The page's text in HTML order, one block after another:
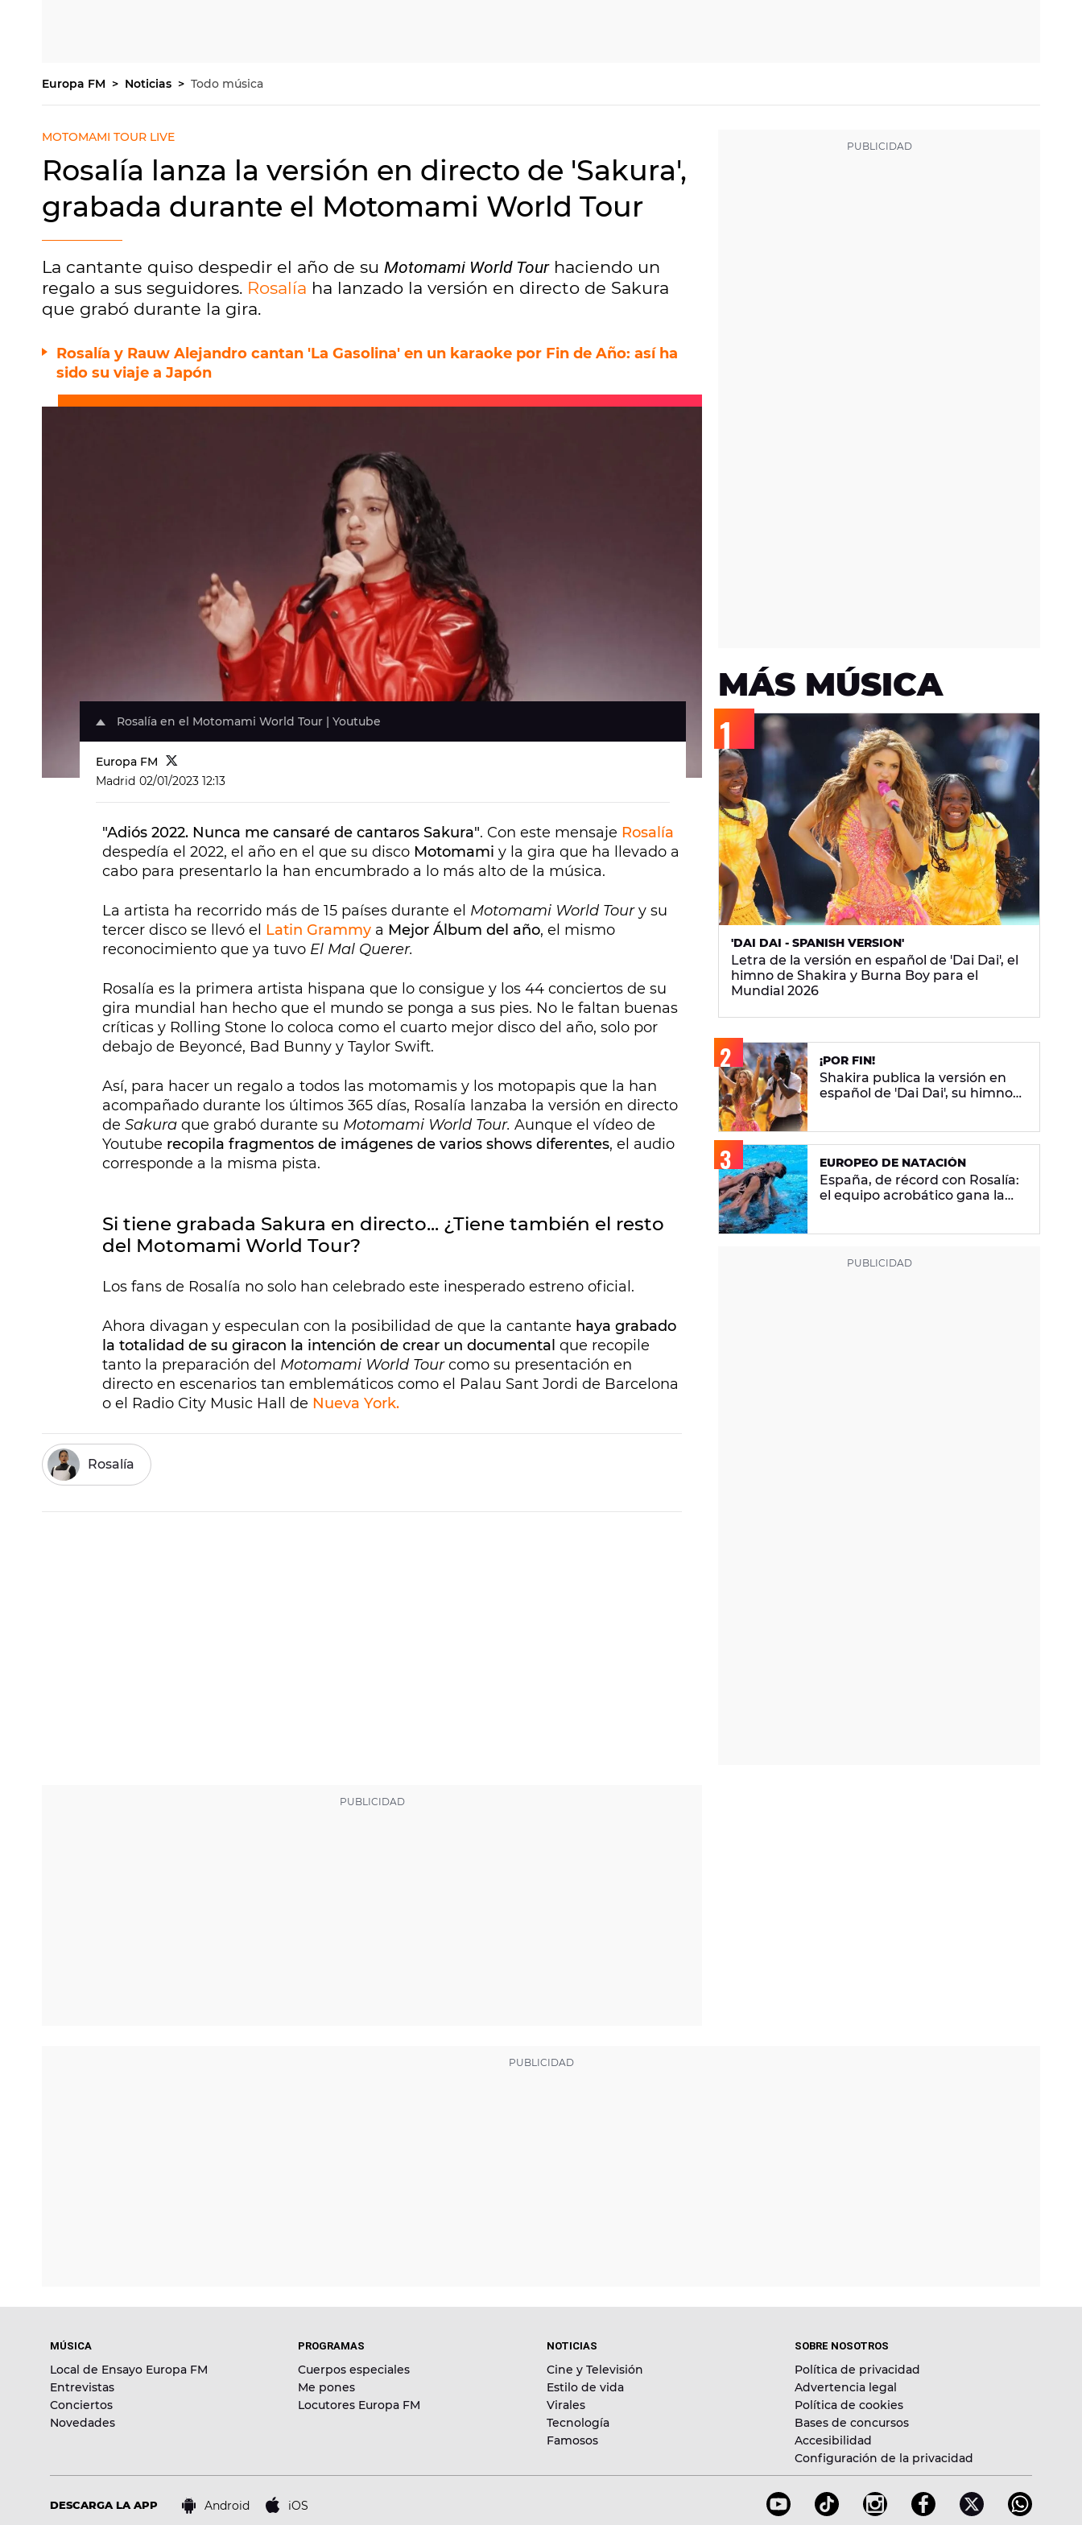
Europa FM Noticias Todo música
MOTOMAMI TOUR LIVE
Rosalía lanza la versión en directo de 'Sakura',
grabada durante el Motomami World Tour
La cantante quiso despedir el año de su Motomami World Tourhaciendo un
regalo a sus seguidores. Rosalía ha lanzado la versión en directo de Sakura
que grabó durante la gira.
Rosalía y Rauw Alejandro cantan 'La Gasolina' en un karaoke por Fin de Año: así ha
sido su viaje a Japón
Rosalía en el Motomami World Tour | Youtube
Europa FM
Madrid 02/01/2023 12:13
"Adiós 2022. Nunca me cansaré de cantaros Sakura". Con este mensaje Rosalía
despedía el 2022, el año en el que su disco Motomami y la gira que ha llevado a
cabo para presentarlo la han encumbrado a lo más alto de la música.
La artista ha recorrido más de 15 países durante el Motomami World Toury su
tercer disco se llevó el Latin Grammy a Mejor Álbum del año, el mismo
reconocimiento que ya tuvo El Mal Querer.
Rosalía es la primera artista hispana que lo consigue y los 44 conciertos de su
gira mundial han hecho que el mundo se ponga a sus pies. No le faltan buenas
críticas y Rolling Stone lo coloca como el cuarto mejor disco del año, solo por
debajo de Beyoncé, Bad Bunny y Taylor Swift.
Así, para hacer un regalo a todos las motomamis y los motopapis que la han
acompañado durante los últimos 365 días, Rosalía lanzaba la versión en directo
de Sakura que grabó durante su Motomami World Tour. Aunque el vídeo de
Youtube recopila fragmentos de imágenes de varios shows diferentes, el audio
corresponde a la misma pista.
Si tiene grabada Sakura en directo... ¿Tiene también el resto
del Motomami World Tour?
Los fans de Rosalía no solo han celebrado este inesperado estreno oficial.
Ahora divagan y especulan con la posibilidad de que la cantante haya grabado
la totalidad de su giracon la intención de crear un documental que recopile
tanto la preparación del Motomami World Tourcomo su presentación en
directo en escenarios tan emblemáticos como el Palau Sant Jordi de Barcelona
o el Radio City Music Hall de Nueva York.
Rosalía
MÁS MÚSICA
'DAI DAI - SPANISH VERSION'
Letra de la versión en español de 'Dai Dai', el
himno de Shakira y Burna Boy para el
Mundial 2026
¡POR FIN!
Shakira publica la versión en
español de 'Dai Dai', su himno
EUROPEO DE NATACIÓN
España, de récord con Rosalía:
el equipo acrobático gana la
MÚSICA
Local de Ensayo Europa FM
Entrevistas
Conciertos
Novedades
PROGRAMAS
Cuerpos especiales
Me pones
Locutores Europa FM
NOTICIAS
Cine y Televisión
Estilo de vida
Virales
Tecnología
Famosos
SOBRE NOSOTROS
Política de privacidad
Advertencia legal
Política de cookies
Bases de concursos
Accesibilidad
Configuración de la privacidad
DESCARGA LA APP Android iOS